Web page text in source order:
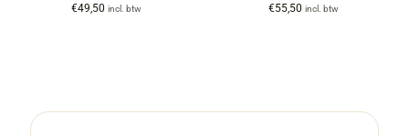
€49,50 incl. btw €55,50 incl. btw